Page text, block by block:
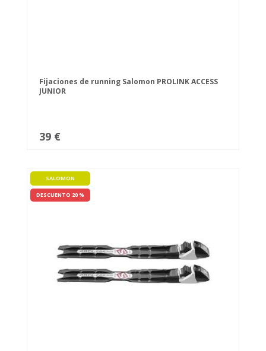
Fijaciones de running Salomon PROLINK ACCESS
JUNIOR
39 €
SALOMON
DESCUENTO 20 %